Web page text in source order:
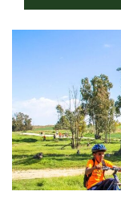
הפתיחה, מומלץ